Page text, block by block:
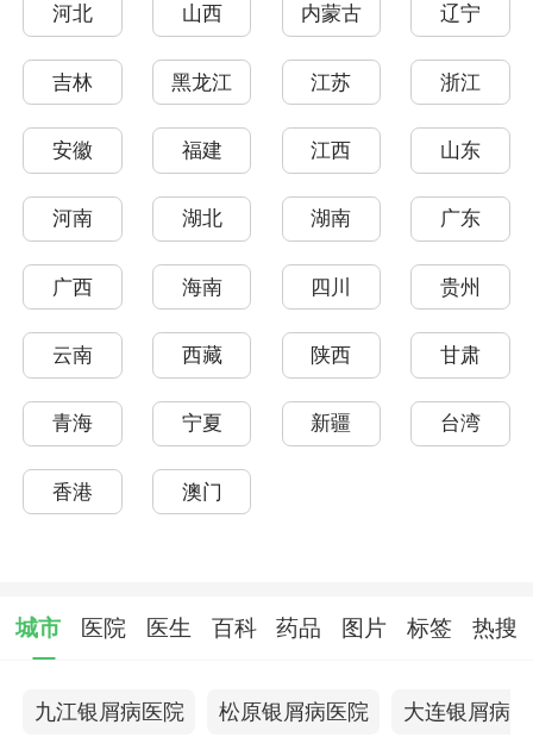
河北 山西 内蒙古 辽宁
吉林 黑龙江 江苏 浙江
安徽 福建 江西 山东
河南 湖北 湖南 广东
广西 海南 四川 贵州
云南 西藏 陕西 甘肃
青海 宁夏 新疆 台湾
香港 澳门
城市 医院 医生 百科 药品 图片 标签 热搜
九江银屑病医院 松原银屑病医院 大连银屑病